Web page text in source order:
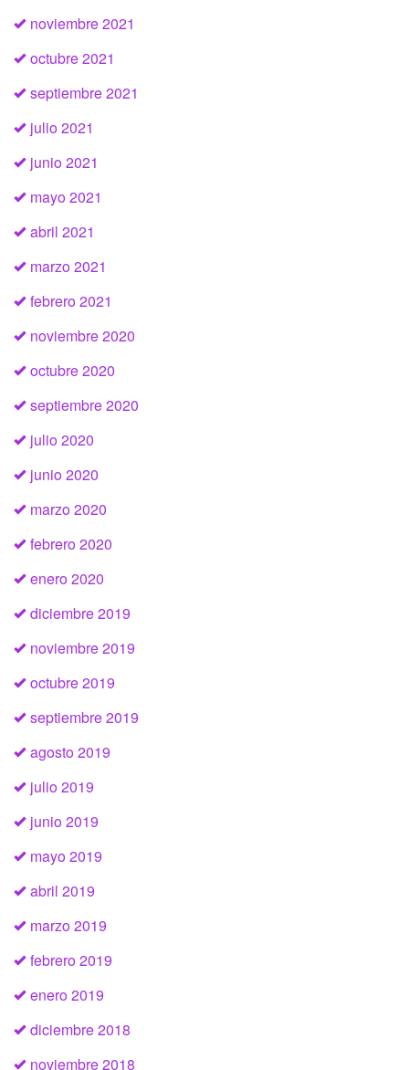
noviembre 2021
octubre 2021
septiembre 2021
julio 2021
junio 2021
mayo 2021
abril 2021
marzo 2021
febrero 2021
noviembre 2020
octubre 2020
septiembre 2020
julio 2020
junio 2020
marzo 2020
febrero 2020
enero 2020
diciembre 2019
noviembre 2019
octubre 2019
septiembre 2019
agosto 2019
julio 2019
junio 2019
mayo 2019
abril 2019
marzo 2019
febrero 2019
enero 2019
diciembre 2018
noviembre 2018